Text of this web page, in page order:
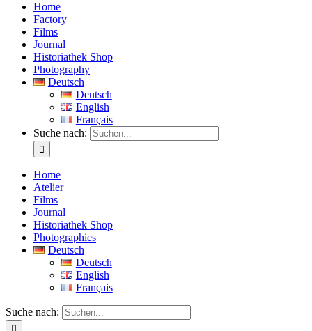
Home
Factory
Films
Journal
Historiathek Shop
Photography
Deutsch
Deutsch
English
Français
Suche nach:
Home
Atelier
Films
Journal
Historiathek Shop
Photographies
Deutsch
Deutsch
English
Français
Suche nach: